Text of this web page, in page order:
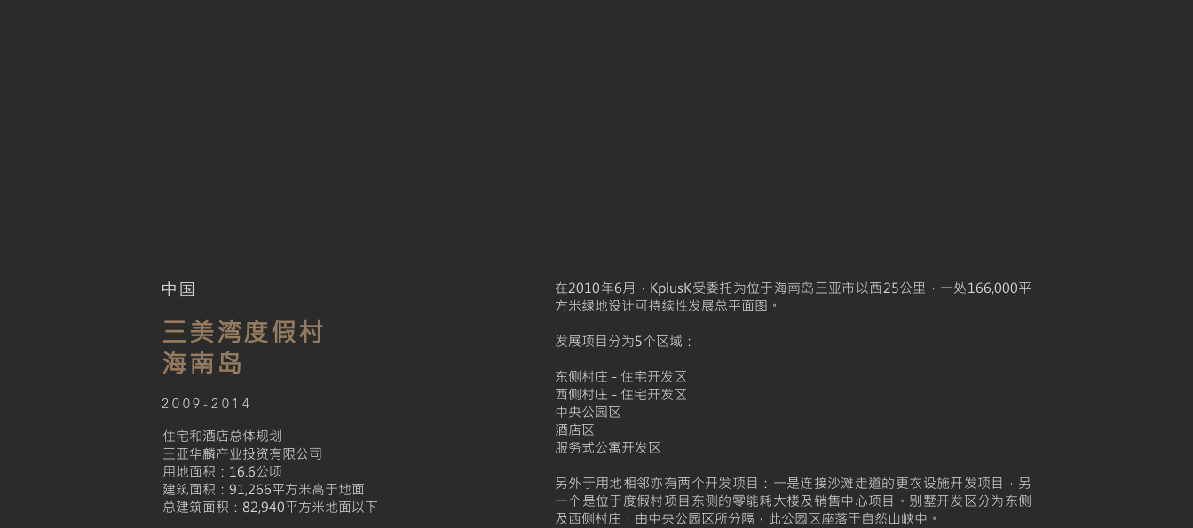
中国
三美湾度假村
海南岛
2009-2014
住宅和酒店总体规划
三亚华麟产业投资有限公司
用地面积：16.6公顷
建筑面积：91,266平方米高于地面
总建筑面积：82,940平方米地面以下
在2010年6月，KplusK受委托为位于海南岛三亚市以西25公里，一处166,000平
方米绿地设计可持续性发展总平面图。
发展项目分为5个区域：
东侧村庄 - 住宅开发区
西侧村庄 - 住宅开发区
中央公园区
酒店区
服务式公寓开发区
另外于用地相邻亦有两个开发项目：一是连接沙滩走道的更衣设施开发项目，另
一个是位于度假村项目东侧的零能耗大楼及销售中心项目。别墅开发区分为东侧
及西侧村庄，由中央公园区所分隔，此公园区座落于自然山峡中。